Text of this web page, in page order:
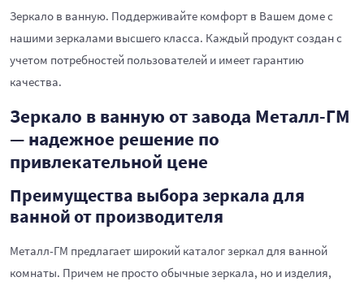
Зеркало в ванную. Поддерживайте комфорт в Вашем доме с
нашими зеркалами высшего класса. Каждый продукт создан с
учетом потребностей пользователей и имеет гарантию
качества.
Зеркало в ванную от завода Металл-ГМ
— надежное решение по
привлекательной цене
Преимущества выбора зеркала для
ванной от производителя
Металл-ГМ предлагает широкий каталог зеркал для ванной
комнаты. Причем не просто обычные зеркала, но и изделия,